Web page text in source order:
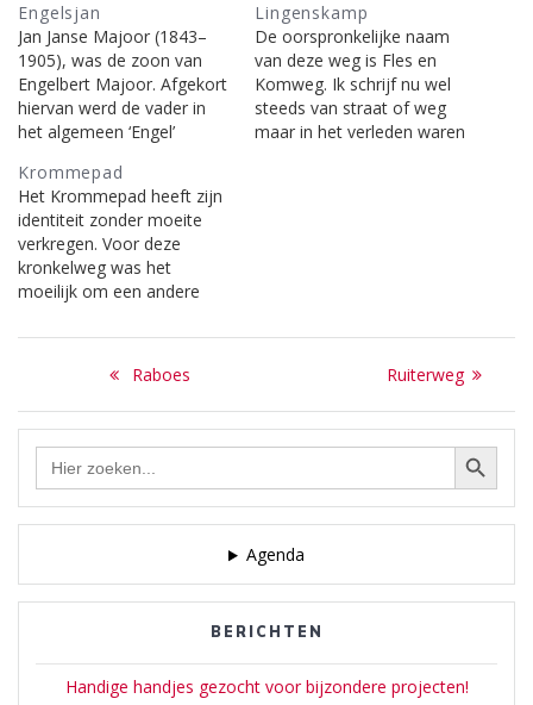
Engelsjan
Jan Janse Majoor (1843–
1905), was de zoon van
Engelbert Majoor. Afgekort
hiervan werd de vader in
het algemeen ‘Engel’
werd om hem van de
andere Majoor’s te
onderscheiden ‘Engelsjan’
genoemd. Dat betekende:
Zoon Jan van Vader Engel.
Engelsjan woonde aan de
Lingenskamp
De oorspronkelijke naam
van deze weg is Fles en
Komweg. Ik schrijf nu wel
steeds van straat of weg
maar in het verleden waren
Krommepad
Het Krommepad heeft zijn
identiteit zonder moeite
verkregen. Voor deze
kronkelweg was het
moeilijk om een andere
historie heeft het niet. Wel
valt er van het voor aan dit
pad gelegen brinkje het een
en ander te vertellen. Want
daar ligt de bakermat van
het Oosterend,…
Bericht
navigatie
Previous
Raboes
Next
Ruiterweg
Zoek Zoekknop
Agenda
BERICHTEN
Handige handjes gezocht voor bijzondere projecten!